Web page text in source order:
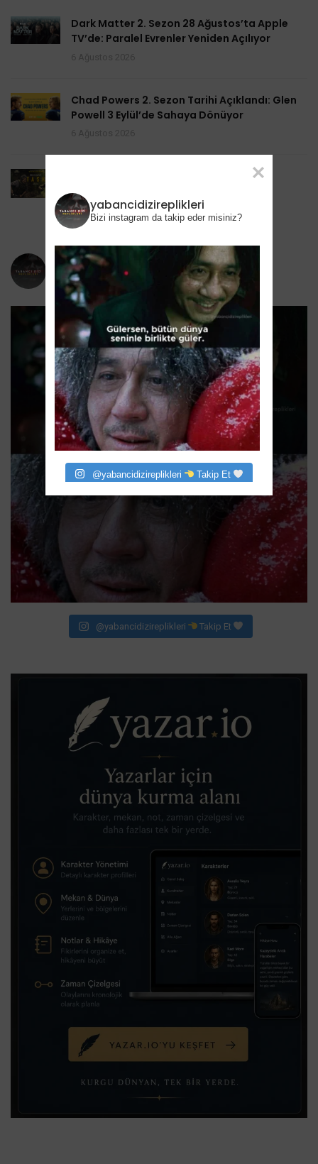
Dark Matter 2. Sezon 28 Ağustos’ta Apple
TV’de: Paralel Evrenler Yeniden Açılıyor
Chad Powers 2. Sezon Tarihi Açıklandı: Glen
Powell 3 Eylül’de Sahaya Dönüyor
Task 2. Sezona Yenilendi: Mark Ruffalo
HBO’nun Suç Dramanına Geri Dönüyor
6 Ağustos 2026
yabancidizireplikleri
Bizi instagram da takip eder misiniz?
@yabancidizireplikleri Takip Et
yabancidizireplikleri
Bizi instagram da takip eder misiniz?
@yabancidizireplikleri Takip Et